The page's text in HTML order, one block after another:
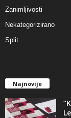
Zanimljivosti
Nekategorizirano
Split
Najnovije